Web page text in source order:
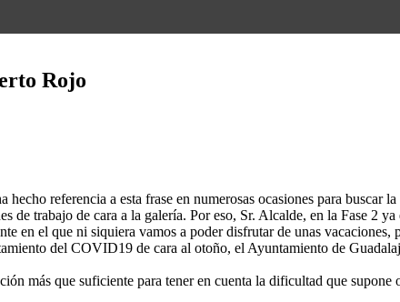
Rojo
referencia a esta frase en numerosas ocasiones para buscar
de trabajo de cara a la galería. Por eso, Sr. Alcalde, en la Fase 2
en el que ni siquiera vamos a poder disfrutar de unas
del COVID19 de cara al otoño, el Ayuntamiento de
más que suficiente para tener en cuenta la dificultad que